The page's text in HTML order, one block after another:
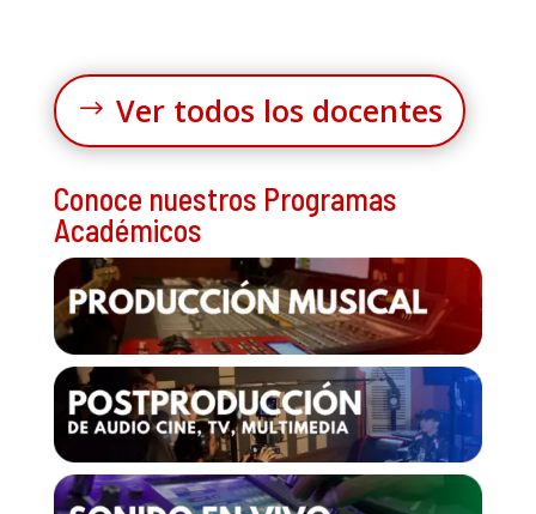
Ver todos los docentes
Conoce nuestros Programas
Académicos